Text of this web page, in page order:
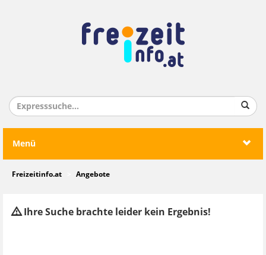
Menü
Freizeitinfo.at Angebote
Ihre Suche brachte leider kein Ergebnis!